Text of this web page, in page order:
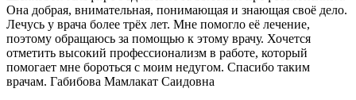
Она добрая, внимательная, понимающая и знающая своё дело.
Лечусь у врача более трёх лет. Мне помогло её лечение,
поэтому обращаюсь за помощью к этому врачу. Хочется
отметить высокий профессионализм в работе, который
помогает мне бороться с моим недугом. Спасибо таким
врачам. Габибова Мамлакат Саидовна